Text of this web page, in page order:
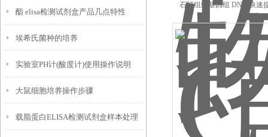
你做对了吗？
酯 elisa检测试剂盒产品几点特性
​埃希氏菌种的培养
实验室​PH计(酸度计)使用操作说明
大鼠细胞培养操作步骤
载脂蛋白ELISA检测试剂盒样本处理
石蜡组织基因组 DNA 快速